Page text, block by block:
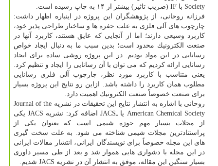
Society با IF (ضریب تاثیر) بیشتر از ۱۴ به چاپ رسیده است.
فرزانه روحانی، از پژوهشگران این پروژه در اینباره اظهار داشت:
چارچوب های آلی فلزی به علت حفره ها و ساختار طراحی پذیر خود،
كاربرد وسیعی دارند؛ اما از آنجایی كه عایق هستند، كاربرد آنها در
صنعت الكترونیك محدود است؛ بدین سبب ما به دنبال ایجاد خواص
رسانایی در این مواد بودیم. در این پروژه روشی ساده برای ایجاد
رسانایی ارائه كردیم كه می توان با آن رسانایی را ایجاد و تنظیم كرد.
یعنی متناسب با كاربرد مورد نظر، چارچوب آلی فلزی رسانایی
مطلوب همان كاربرد را داشته باشد. ازاین رو نتایج این پروژه بسیار
برای صنعت خصوصاً صنعت الكترونیك اهمیت دارد.
روحانی با اشاره به انتشار نتایج این تحقیقات در نشریه Journal of the
American Chemical Society یا ـJACS اضافه كرد: نشریه JACS یكی
از مجلات بسیار مهم حوزه شیمی است كه بعنوان یكی از
پراستنادترین مجلات شیمی شناخته می شود. به علت سخت گیری
های این مجله خصوصاً برای نویسندگان ایرانی، انتشار مقالات ایرانی
در این مجله با دشواری هایی هموار شد و بعد از طی مسیر داوری
بسیار سنگین این مقاله، موفق به انتشار آن در نشریه JACS شدیم.